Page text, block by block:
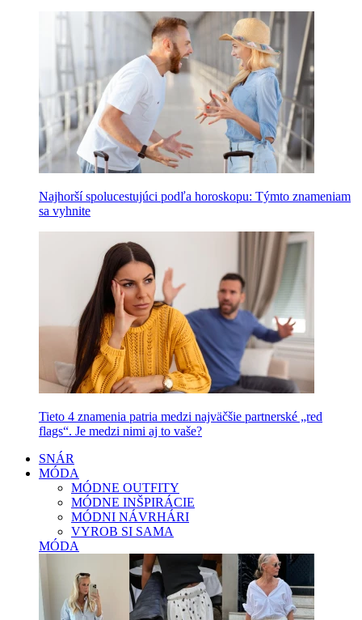
Najhorší spolucestujúci podľa horoskopu: Týmto znameniam
sa vyhnite
Tieto 4 znamenia patria medzi najväčšie partnerské „red
flags“. Je medzi nimi aj to vaše?
SNÁR
MÓDA
MÓDNE OUTFITY
MÓDNE INŠPIRÁCIE
MÓDNI NÁVRHÁRI
VYROB SI SAMA
MÓDA